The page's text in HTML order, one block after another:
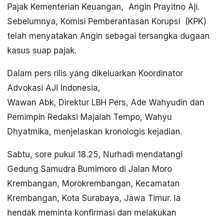
Pajak Kementerian Keuangan, Angin Prayitno Aji.
Sebelumnya, Komisi Pemberantasan Korupsi (KPK)
telah menyatakan Angin sebagai tersangka dugaan
kasus suap pajak.
Dalam pers rilis yang dikeluarkan Koordinator
Advokasi AJI Indonesia,
Wawan Abk, Direktur LBH Pers, Ade Wahyudin dan
Pemimpin Redaksi Majalah Tempo, Wahyu
Dhyatmika, menjelaskan kronologis kejadian.
Sabtu, sore pukul 18.25, Nurhadi mendatangi
Gedung Samudra Bumimoro di Jalan Moro
Krembangan, Morokrembangan, Kecamatan
Krembangan, Kota Surabaya, Jawa Timur. Ia
hendak meminta konfirmasi dan melakukan